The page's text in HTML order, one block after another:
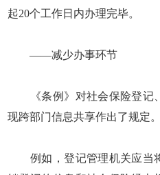
起20个工作日内办理完毕。
——减少办事环节
《条例》对社会保险登记
现跨部门信息共享作出了规定。
例如，登记管理机关应当